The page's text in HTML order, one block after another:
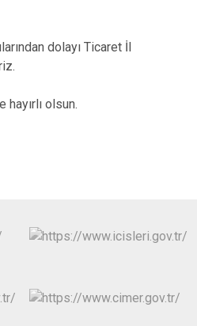
dolayı Ticaret İl
olsun.